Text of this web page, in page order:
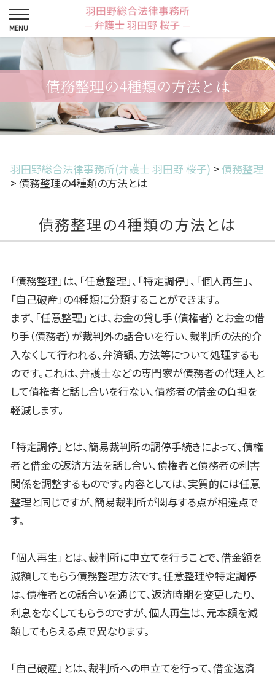
債務整理の4種類の方法とは
羽田野総合法律事務所(弁護士 羽田野 桜子) > 債務整理
> 債務整理の4種類の方法とは
債務整理の4種類の方法とは
「債務整理」は、「任意整理」、「特定調停」、「個人再生」、
「自己破産」の4種類に分類することができます。
まず、「任意整理」とは、お金の貸し手（債権者）とお金の借
り手（債務者）が裁判外の話合いを行い、裁判所の法的介
入なくして行われる、弁済額、方法等について処理するも
のです。これは、弁護士などの専門家が債務者の代理人と
して債権者と話し合いを行ない、債務者の借金の負担を
軽減します。
「特定調停」とは、簡易裁判所の調停手続きによって、債権
者と借金の返済方法を話し合い、債権者と債務者の利害
関係を調整するものです。内容としては、実質的には任意
整理と同じですが、簡易裁判所が関与する点が相違点で
す。
「個人再生」とは、裁判所に申立てを行うことで、借金額を
減額してもらう債務整理方法です。任意整理や特定調停
は、債権者との話合いを通じて、返済時期を変更したり、
利息をなくしてもらうのですが、個人再生は、元本額を減
額してもらえる点で異なります。
「自己破産」とは、裁判所への申立てを行って、借金返済